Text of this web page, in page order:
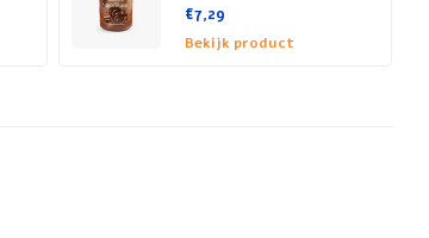
€7,29
Bekijk product